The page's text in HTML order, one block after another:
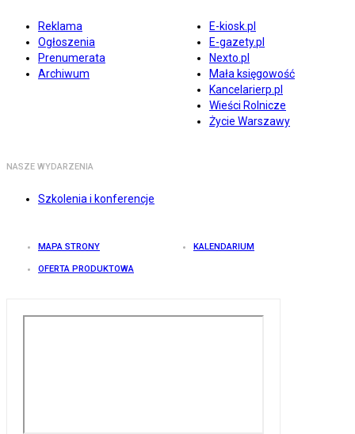
Reklama
Ogłoszenia
Prenumerata
Archiwum
E-kiosk.pl
E-gazety.pl
Nexto.pl
Mała księgowość
Kancelarierp.pl
Wieści Rolnicze
Życie Warszawy
NASZE WYDARZENIA
Szkolenia i konferencje
MAPA STRONY KALENDARIUM
OFERTA PRODUKTOWA